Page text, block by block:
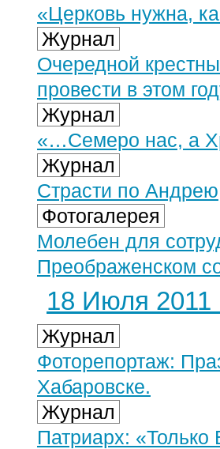
«Церковь нужна,
Журнал
Очередной
провести в этом
Журнал
«…Семеро нас, а
Журнал
Страсти по Андрею
Фотогалерея
Молебен для
Преображенском
18 Июля 2011
Журнал
Фоторепортаж:
Хабаровске.
Журнал
Патриарх: